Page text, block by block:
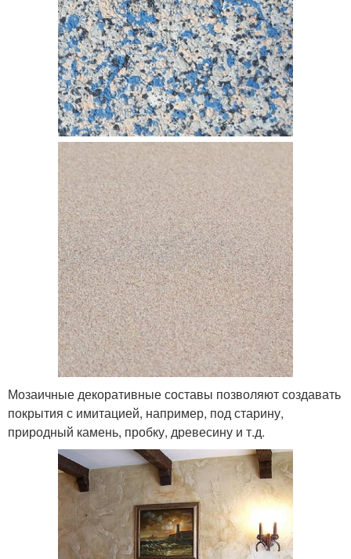
Мозаичные декоративные составы позволяют создавать
покрытия с имитацией, например, под старину,
природный камень, пробку, древесину и т.д.